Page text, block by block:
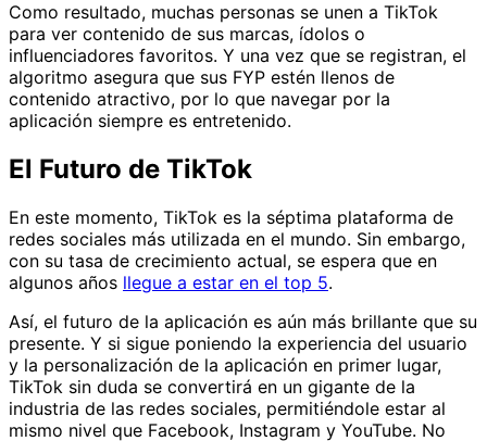
Como resultado, muchas personas se unen a TikTok
para ver contenido de sus marcas, ídolos o
influenciadores favoritos. Y una vez que se registran, el
algoritmo asegura que sus FYP estén llenos de
contenido atractivo, por lo que navegar por la
aplicación siempre es entretenido.
El Futuro de TikTok
En este momento, TikTok es la séptima plataforma de
redes sociales más utilizada en el mundo. Sin embargo,
con su tasa de crecimiento actual, se espera que en
algunos años llegue a estar en el top 5.
Así, el futuro de la aplicación es aún más brillante que su
presente. Y si sigue poniendo la experiencia del usuario
y la personalización de la aplicación en primer lugar,
TikTok sin duda se convertirá en un gigante de la
industria de las redes sociales, permitiéndole estar al
mismo nivel que Facebook, Instagram y YouTube. No